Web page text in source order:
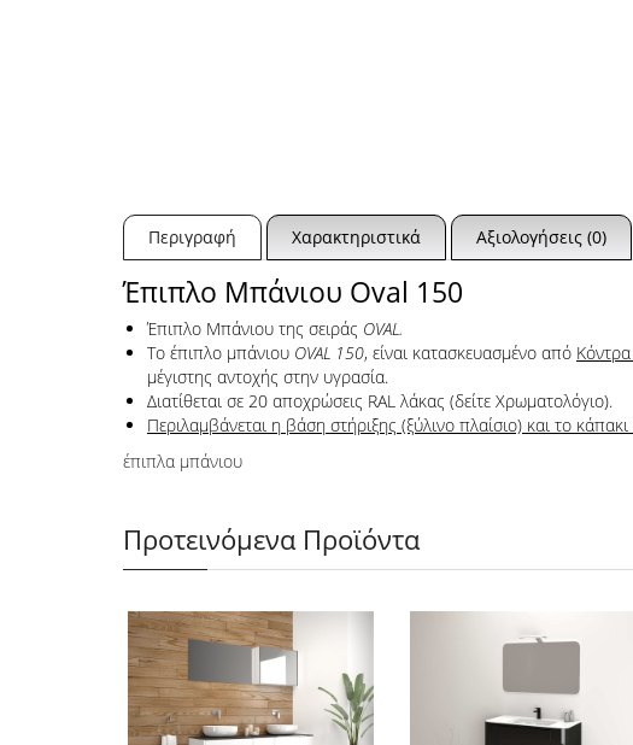
Περιγραφή Χαρακτηριστικά Αξιολογήσεις (0)
Έπιπλο Μπάνιου Oval 150
Έπιπλο Μπάνιου της σειράς OVAL.
Το έπιπλο μπάνιου OVAL 150, είναι κατασκευασμένο από
μέγιστης αντοχής στην υγρασία.
Διατίθεται σε 20 αποχρώσεις RAL λάκας (δείτε Χρωματολόγιο).
Περιλαμβάνεται η βάση στήριξης (ξύλινο πλαίσιο) και το
έπιπλα μπάνιου
Προτεινόμενα Προϊόντα